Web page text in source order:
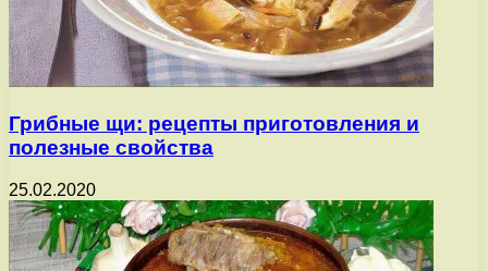
Грибные щи: рецепты приготовления и
полезные свойства
25.02.2020